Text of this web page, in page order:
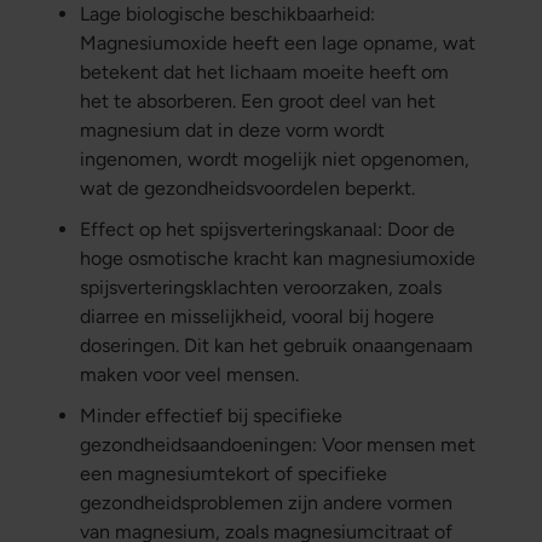
Lage biologische beschikbaarheid:
Magnesiumoxide heeft een lage opname, wat
betekent dat het lichaam moeite heeft om
het te absorberen. Een groot deel van het
magnesium dat in deze vorm wordt
ingenomen, wordt mogelijk niet opgenomen,
wat de gezondheidsvoordelen beperkt.
Effect op het spijsverteringskanaal: Door de
hoge osmotische kracht kan magnesiumoxide
spijsverteringsklachten veroorzaken, zoals
diarree en misselijkheid, vooral bij hogere
doseringen. Dit kan het gebruik onaangenaam
maken voor veel mensen.
Minder effectief bij specifieke
gezondheidsaandoeningen: Voor mensen met
een magnesiumtekort of specifieke
gezondheidsproblemen zijn andere vormen
van magnesium, zoals magnesiumcitraat of